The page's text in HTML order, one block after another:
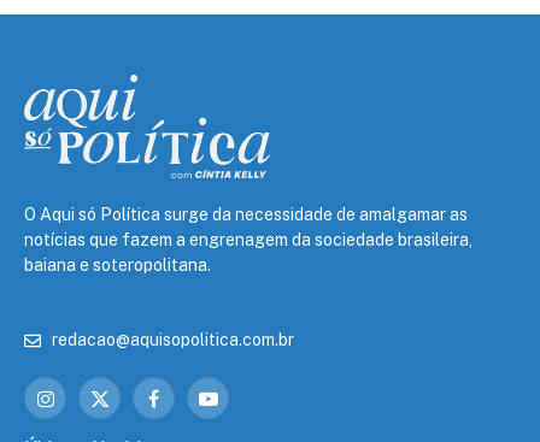
O Aqui só Política surge da necessidade de amalgamar as
notícias que fazem a engrenagem da sociedade brasileira,
baiana e soteropolitana.
redacao@aquisopolitica.com.br
Instagram
X
FacebookYouTube